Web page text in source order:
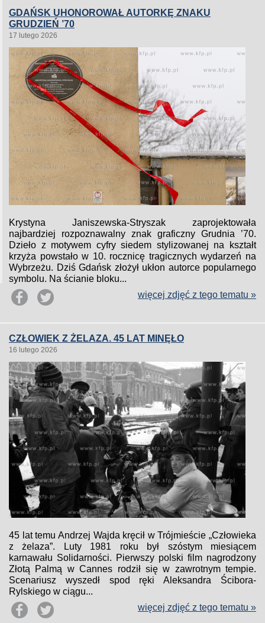
GDAŃSK UHONOROWAŁ AUTORKĘ ZNAKU
GRUDZIEŃ ’70
17 lutego 2026
Krystyna Janiszewska-Stryszak zaprojektowała
najbardziej rozpoznawalny znak graficzny Grudnia ’70.
Dzieło z motywem cyfry siedem stylizowanej na kształt
krzyża powstało w 10. rocznicę tragicznych wydarzeń na
Wybrzeżu. Dziś Gdańsk złożył ukłon autorce popularnego
symbolu. Na ścianie bloku...
więcej zdjęć z tego tematu »
CZŁOWIEK Z ŻELAZA. 45 LAT MINĘŁO
16 lutego 2026
45 lat temu Andrzej Wajda kręcił w Trójmieście „Człowieka
z żelaza”. Luty 1981 roku był szóstym miesiącem
karnawału Solidarności. Pierwszy polski film nagrodzony
Złotą Palmą w Cannes rodził się w zawrotnym tempie.
Scenariusz wyszedł spod ręki Aleksandra Ścibora-
Rylskiego w ciągu...
więcej zdjęć z tego tematu »